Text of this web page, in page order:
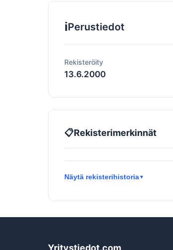
ℹ️Perustiedot
Rekisteröity
13.6.2000
📋Rekisterimerkinnät
Näytä rekisterihistoria▼
Yritystiedot.com